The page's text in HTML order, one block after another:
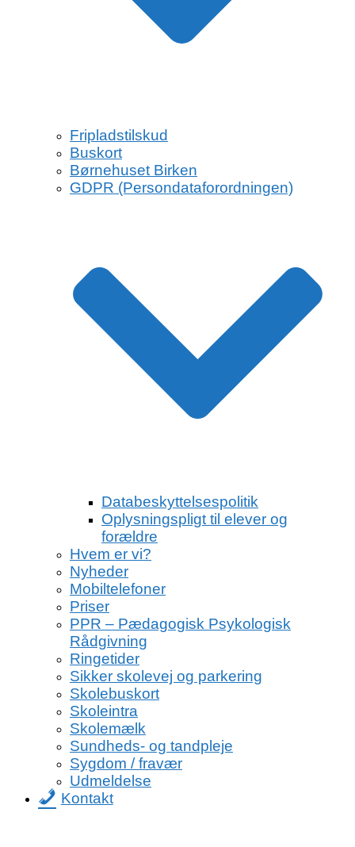
Fripladstilskud
Buskort
Børnehuset Birken
GDPR (Persondataforordningen)
Databeskyttelsespolitik
Oplysningspligt til elever og
forældre
Hvem er vi?
Nyheder
Mobiltelefoner
Priser
PPR – Pædagogisk Psykologisk
Rådgivning
Ringetider
Sikker skolevej og parkering
Skolebuskort
Skoleintra
Skolemælk
Sundheds- og tandpleje
Sygdom / fravær
Udmeldelse
Kontakt